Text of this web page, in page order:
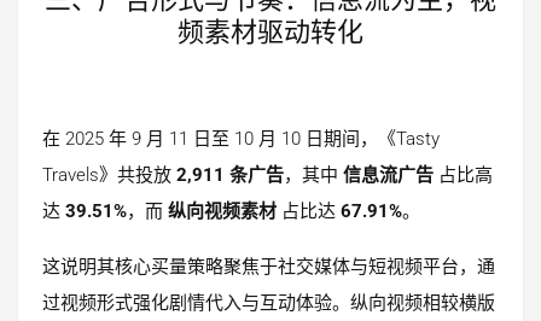
频素材驱动转化
在 2025 年 9 月 11 日至 10 月 10 日期间，《Tasty
Travels》共投放 2,911 条广告，其中 信息流广告 占比高
达 39.51%，而 纵向视频素材 占比达 67.91%。
这说明其核心买量策略聚焦于社交媒体与短视频平台，通
过视频形式强化剧情代入与互动体验。纵向视频相较横版